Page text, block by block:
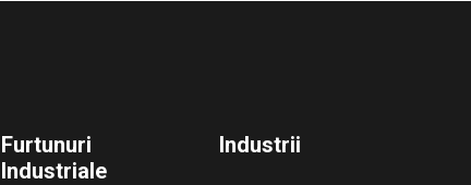
Furtunuri
Industriale
Industrii